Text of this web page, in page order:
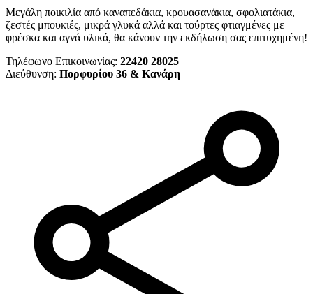
Μεγάλη ποικιλία από καναπεδάκια, κρουασανάκια, σφολιατάκια,
ζεστές μπουκιές, μικρά γλυκά αλλά και τούρτες φτιαγμένες με
φρέσκα και αγνά υλικά, θα κάνουν την εκδήλωση σας επιτυχημένη!
Τηλέφωνο Επικοινωνίας: 22420 28025
Διεύθυνση: Πορφυρίου 36 & Κανάρη